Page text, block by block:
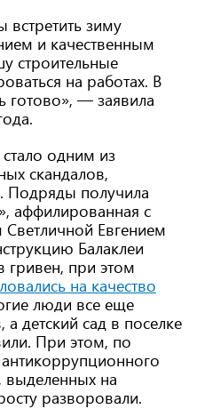
зиму
и качественным
строительные
на работах. В
готово», — заявила
стало одним из
скандалов,
Подряды получила
аффилированная с
Евгением
Балаклеи
гривен, при этом
на качество
люди все еще
детский сад в поселке
При этом, по
выделенных на
разворовали.